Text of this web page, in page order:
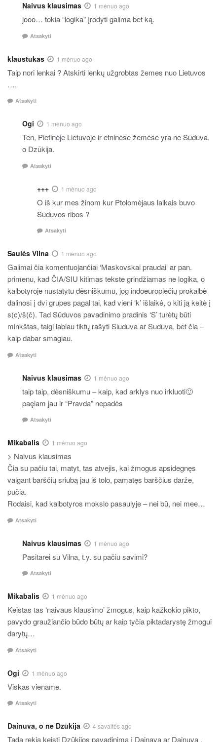
Naivus klausimas 1 mėnuo ago
jooo… tokia “logika” įrodyti galima bet ką.
Atsakyti
klaustukas 1 mėnuo ago
Taip nori lenkai ? Atskirti lenkų užgrobtas žemes nuo Lietuvos
….
Atsakyti
Ogi 1 mėnuo ago
Ten, Pietinėje Lietuvoje ir etninėse žemėse yra ne Sūduva,
o Dzūkija.
Atsakyti
+++ 1 mėnuo ago
O iš kur mes žinom kur Ptolomėjaus laikais buvo
Sūduvos ribos ?
Atsakyti
Saulės Vilna 1 mėnuo ago
Galimai čia komentuojančiai ‘Maskovskai praudai’ ar pan.
primenu, kad ČIA/SIU kitimas tekste grindžiamas ne logika, o
kalbotyroje nustatytu dėsniškumu, jog indoeuropiečių prokalbė
dalinosi į dvi grupes pagal tai, kad vieni ‘k’ išlaikė, o kiti ją keitė į
s(c)/š(č). Tad Sūduvos pavadinimo pradinis ‘S’ turėtų būti
minkštas, taigi labiau tiktų rašyti Siuduva ar Suduva, bet čia –
kaip dabar smagiau.
Atsakyti
Naivus klausimas 1 mėnuo ago
taip taip, dėsniškumu – kaip, kad arklys nuo irkluoti🙂
paęiam jau ir “Pravda” nepadės
Atsakyti
Mikabalis 1 mėnuo ago
> Naivus klausimas
Čia su pačiu tai, matyt, tas atvejis, kai žmogus apsidegnęs
valgant barščių sriubą jau iš tolo, pamatęs barščius darže,
pučia.
Rodaisi, kad kalbotyros mokslo pasaulyje – nei bū, nei mee…
Atsakyti
Naivus klausimas 1 mėnuo ago
Pasitarei su Vilna, t.y. su pačiu savimi?
Atsakyti
Mikabalis 1 mėnuo ago
Keistas tas ‘naivaus klausimo’ žmogus, kaip kažkokio pikto,
pavydo graužiančio būdo būtų ar kaip tyčia piktadarystę žmogui
darytų…
Atsakyti
Ogi 1 mėnuo ago
Viskas viename.
Atsakyti
Dainuva, o ne Dzūkija 4 savaitės ago
Tada rekia keisti Dzūkijos pavadinimą į Dainavą ar Dainuvą .